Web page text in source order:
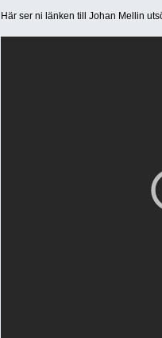
Här ser ni länken till Johan Mellin